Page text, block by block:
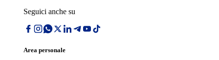
Seguici anche su
Area personale